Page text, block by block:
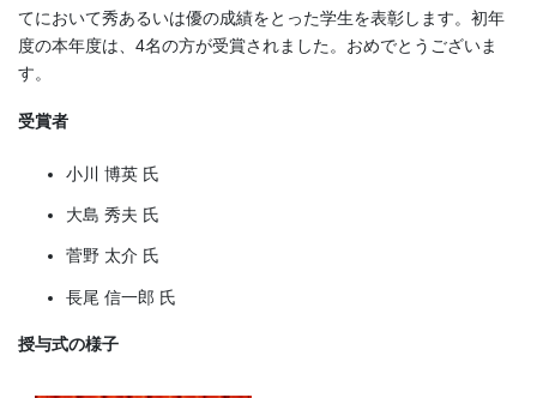
てにおいて秀あるいは優の成績をとった学生を表彰します。初年
度の本年度は、4名の方が受賞されました。おめでとうございま
す。
受賞者
小川 博英 氏
大島 秀夫 氏
菅野 太介 氏
長尾 信一郎 氏
授与式の様子